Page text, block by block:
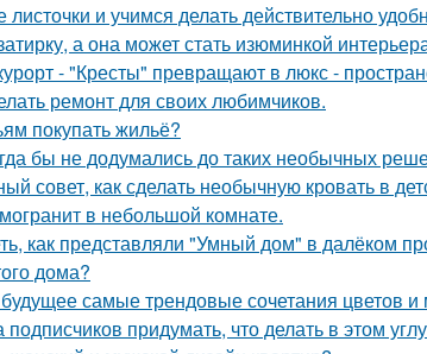
и учимся делать действительно
а она может стать изюминкой
- "Кресты" превращают в люкс -
ремонт для своих любимчиков.
покупать жильё?
бы не додумались до таких необычных
совет, как сделать необычную кровать в
в небольшой комнате.
как представляли "Умный дом" в далёком
дома?
самые трендовые сочетания цветов и
придумать, что делать в этом